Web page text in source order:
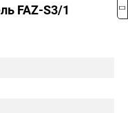
FAZ-S3/1